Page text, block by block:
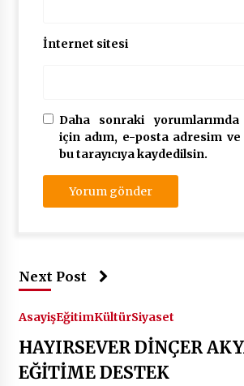
İnternet sitesi
Daha sonraki yorumlarımda
için adım, e-posta adresim
bu tarayıcıya kaydedilsin.
Next Post
AsayişEğitimKültürSiyaset
HAYIRSEVER DİNÇER
EĞİTİME DESTEK